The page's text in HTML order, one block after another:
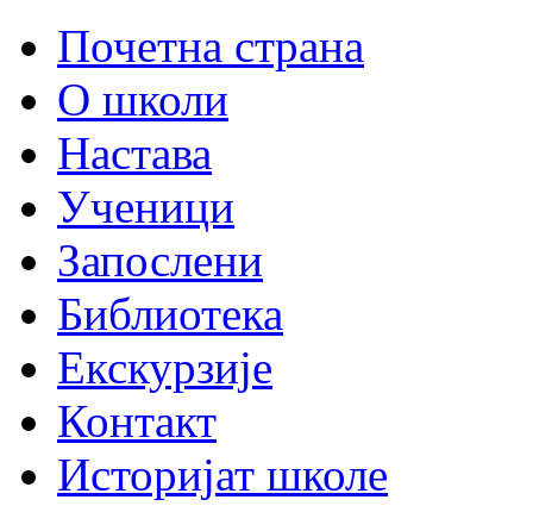
Почетна страна
О школи
Настава
Ученици
Запослени
Библиотека
Екскурзије
Контакт
Историјат школе